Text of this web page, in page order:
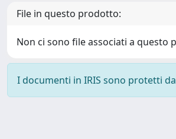
File in questo prodotto:
Non ci sono file associati a questo
I documenti in IRIS sono protetti